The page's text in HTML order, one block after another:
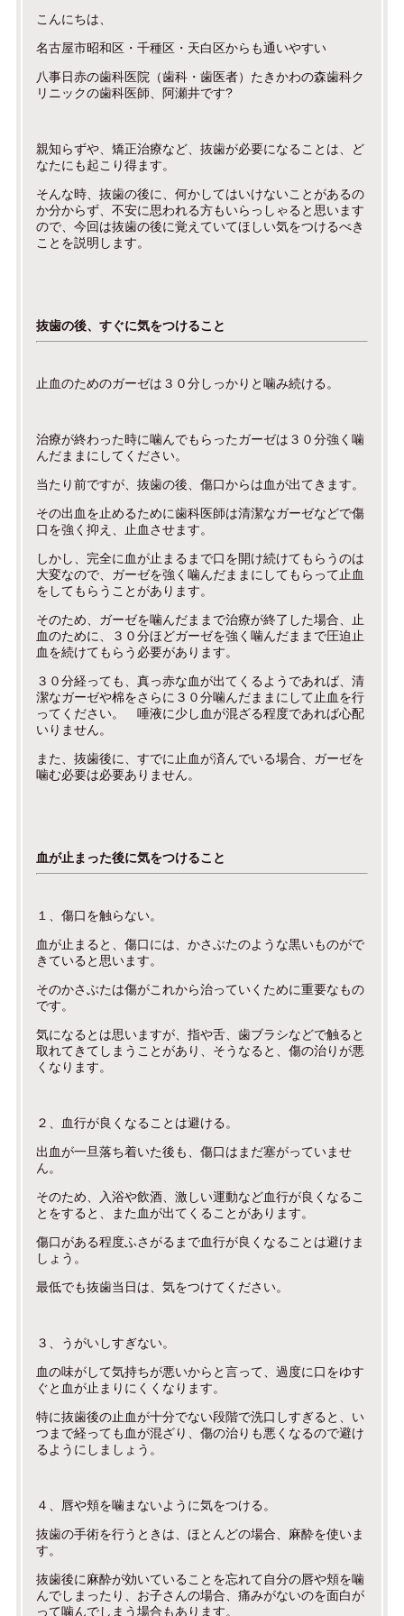
こんにちは、
名古屋市昭和区・千種区・天白区からも通いやすい
八事日赤の歯科医院（歯科・歯医者）たきかわの森歯科ク
リニックの歯科医師、阿瀬井です?
親知らずや、矯正治療など、抜歯が必要になることは、ど
なたにも起こり得ます。
そんな時、抜歯の後に、何かしてはいけないことがあるの
か分からず、不安に思われる方もいらっしゃると思います
ので、今回は抜歯の後に覚えていてほしい気をつけるべき
ことを説明します。
抜歯の後、すぐに気をつけること
止血のためのガーゼは３０分しっかりと噛み続ける。
治療が終わった時に噛んでもらったガーゼは３０分強く噛
んだままにしてください。
当たり前ですが、抜歯の後、傷口からは血が出てきます。
その出血を止めるために歯科医師は清潔なガーゼなどで傷
口を強く抑え、止血させます。
しかし、完全に血が止まるまで口を開け続けてもらうのは
大変なので、ガーゼを強く噛んだままにしてもらって止血
をしてもらうことがあります。
そのため、ガーゼを噛んだままで治療が終了した場合、止
血のために、３０分ほどガーゼを強く噛んだままで圧迫止
血を続けてもらう必要があります。
３０分経っても、真っ赤な血が出てくるようであれば、清
潔なガーゼや棉をさらに３０分噛んだままにして止血を行
ってください。 唾液に少し血が混ざる程度であれば心配
いりません。
また、抜歯後に、すでに止血が済んでいる場合、ガーゼを
噛む必要は必要ありません。
血が止まった後に気をつけること
１、傷口を触らない。
血が止まると、傷口には、かさぶたのような黒いものがで
きていると思います。
そのかさぶたは傷がこれから治っていくために重要なもの
です。
気になるとは思いますが、指や舌、歯ブラシなどで触ると
取れてきてしまうことがあり、そうなると、傷の治りが悪
くなります。
２、血行が良くなることは避ける。
出血が一旦落ち着いた後も、傷口はまだ塞がっていませ
ん。
そのため、入浴や飲酒、激しい運動など血行が良くなるこ
とをすると、また血が出てくることがあります。
傷口がある程度ふさがるまで血行が良くなることは避けま
しょう。
最低でも抜歯当日は、気をつけてください。
３、うがいしすぎない。
血の味がして気持ちが悪いからと言って、過度に口をゆす
ぐと血が止まりにくくなります。
特に抜歯後の止血が十分でない段階で洗口しすぎると、い
つまで経っても血が混ざり、傷の治りも悪くなるので避け
るようにしましょう。
４、唇や頬を噛まないように気をつける。
抜歯の手術を行うときは、ほとんどの場合、麻酔を使いま
す。
抜歯後に麻酔が効いていることを忘れて自分の唇や頬を噛
んでしまったり、お子さんの場合、痛みがないのを面白が
って噛んでしまう場合もあります。